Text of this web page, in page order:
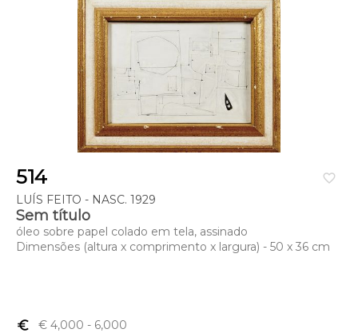
favorite_border
514
LUÍS FEITO - NASC. 1929
Sem título
óleo sobre papel colado em tela, assinado
Dimensões (altura x comprimento x largura) - 50 x 36 cm
euro_symbol € 4,000 - 6,000